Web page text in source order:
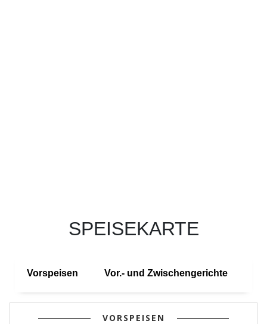
SPEISEKARTE
Vorspeisen Vor.- und Zwischengerichte
VORSPEISEN